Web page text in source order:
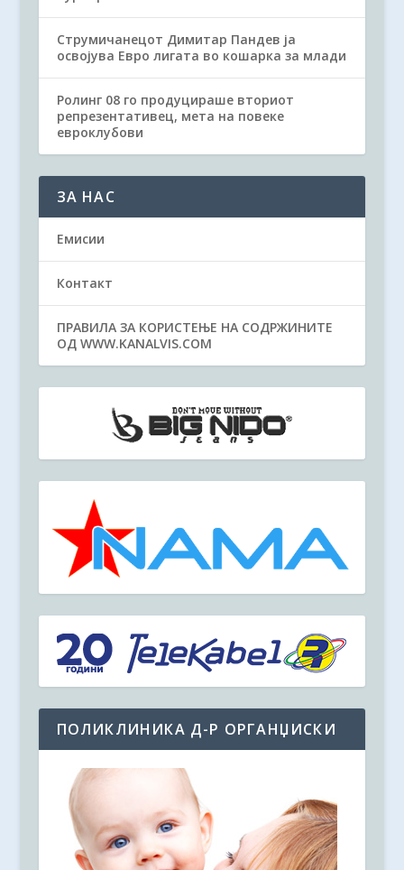
Струмичанецот Димитар Пандев ја
освојува Евро лигата во кошарка за млади
Ролинг 08 го продуцираше вториот
репрезентативец, мета на повеке
евроклубови
ЗА НАС
Емисии
Контакт
ПРАВИЛА ЗА КОРИСТЕЊЕ НА СОДРЖИНИТЕ
ОД WWW.KANALVIS.COM
ПОЛИКЛИНИКА Д-Р ОРГАНЏИСКИ